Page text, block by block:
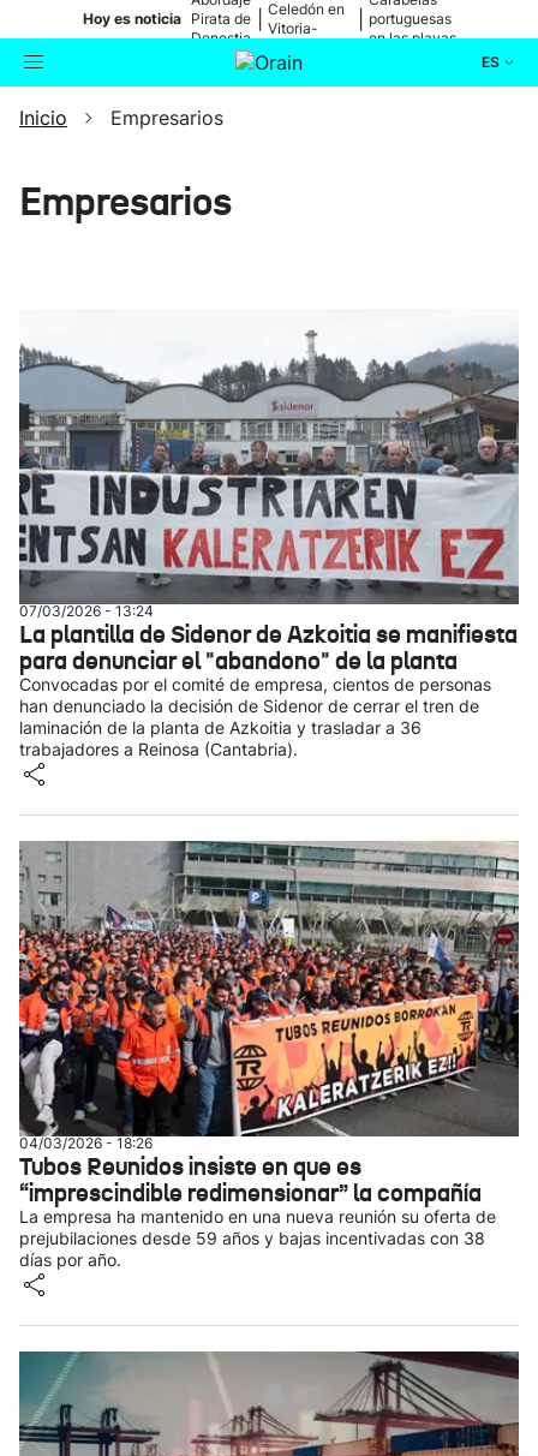
Hoy es noticia Pirata de
Donostia
Celedón en
Vitoria-
portuguesas
en las playas
ES
Buscador
Eguraldia
Inicio Empresarios
Empresarios
07/03/2026 - 13:24
La plantilla de Sidenor de Azkoitia se manifiesta
para denunciar el "abandono" de la planta
Convocadas por el comité de empresa, cientos de personas
han denunciado la decisión de Sidenor de cerrar el tren de
laminación de la planta de Azkoitia y trasladar a 36
trabajadores a Reinosa (Cantabria).
04/03/2026 - 18:26
Tubos Reunidos insiste en que es
“imprescindible redimensionar” la compañía
La empresa ha mantenido en una nueva reunión su oferta de
prejubilaciones desde 59 años y bajas incentivadas con 38
días por año.